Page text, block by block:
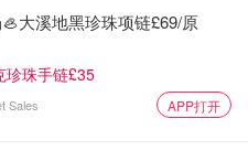
大溪地黑珍珠项链£69/原
珍珠手链£35
Sales APP打开